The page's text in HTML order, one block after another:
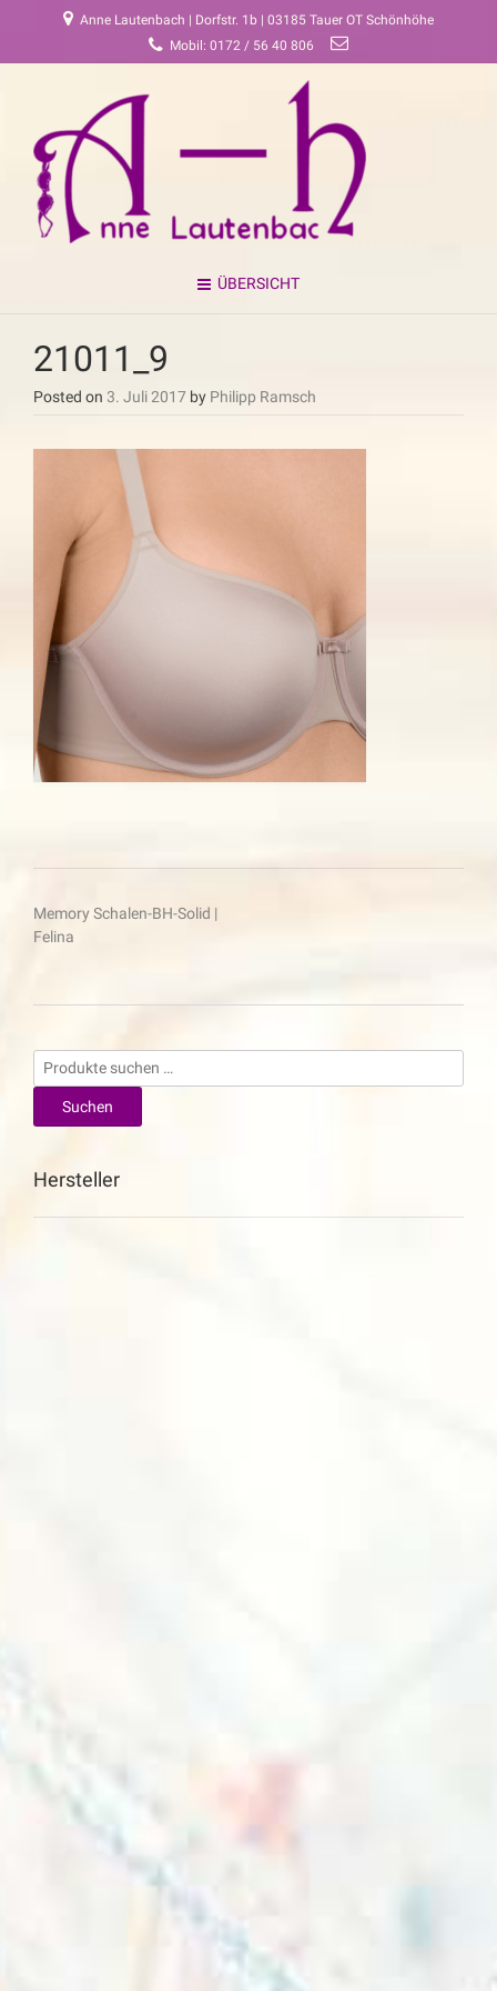
Anne Lautenbach | Dorfstr. 1b | 03185 Tauer OT Schönhöhe
Mobil: 0172 / 56 40 806
ÜBERSICHT
21011_9
Posted on 3. Juli 2017 by Philipp Ramsch
Beitragsnavigation
Memory Schalen-BH-Solid |
Felina
Suchen
nach:
Suchen
Hersteller